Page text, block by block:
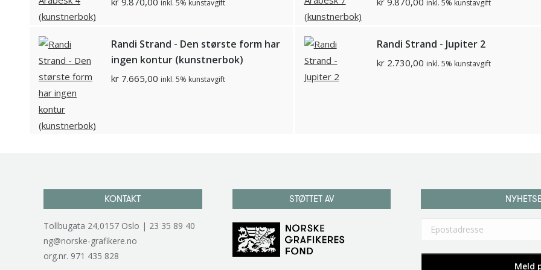
inkl. 5% kunstavgift inkl. 5% kunstavgift
Randi Strand - Den største form har
ingen kontur (kunstnerbok)
kr 7.665,00 inkl. 5% kunstavgift
Randi Strand - Jupiter 2
kr2.730,00 inkl. 5% kunstavgift
KONTAKT
Tollbugata 24,0157 Oslo | 23 35 89 40
ng@norske-grafikere.no
org.nr. 971 435 828
STØTTET AV